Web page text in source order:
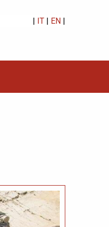
| IT| EN|